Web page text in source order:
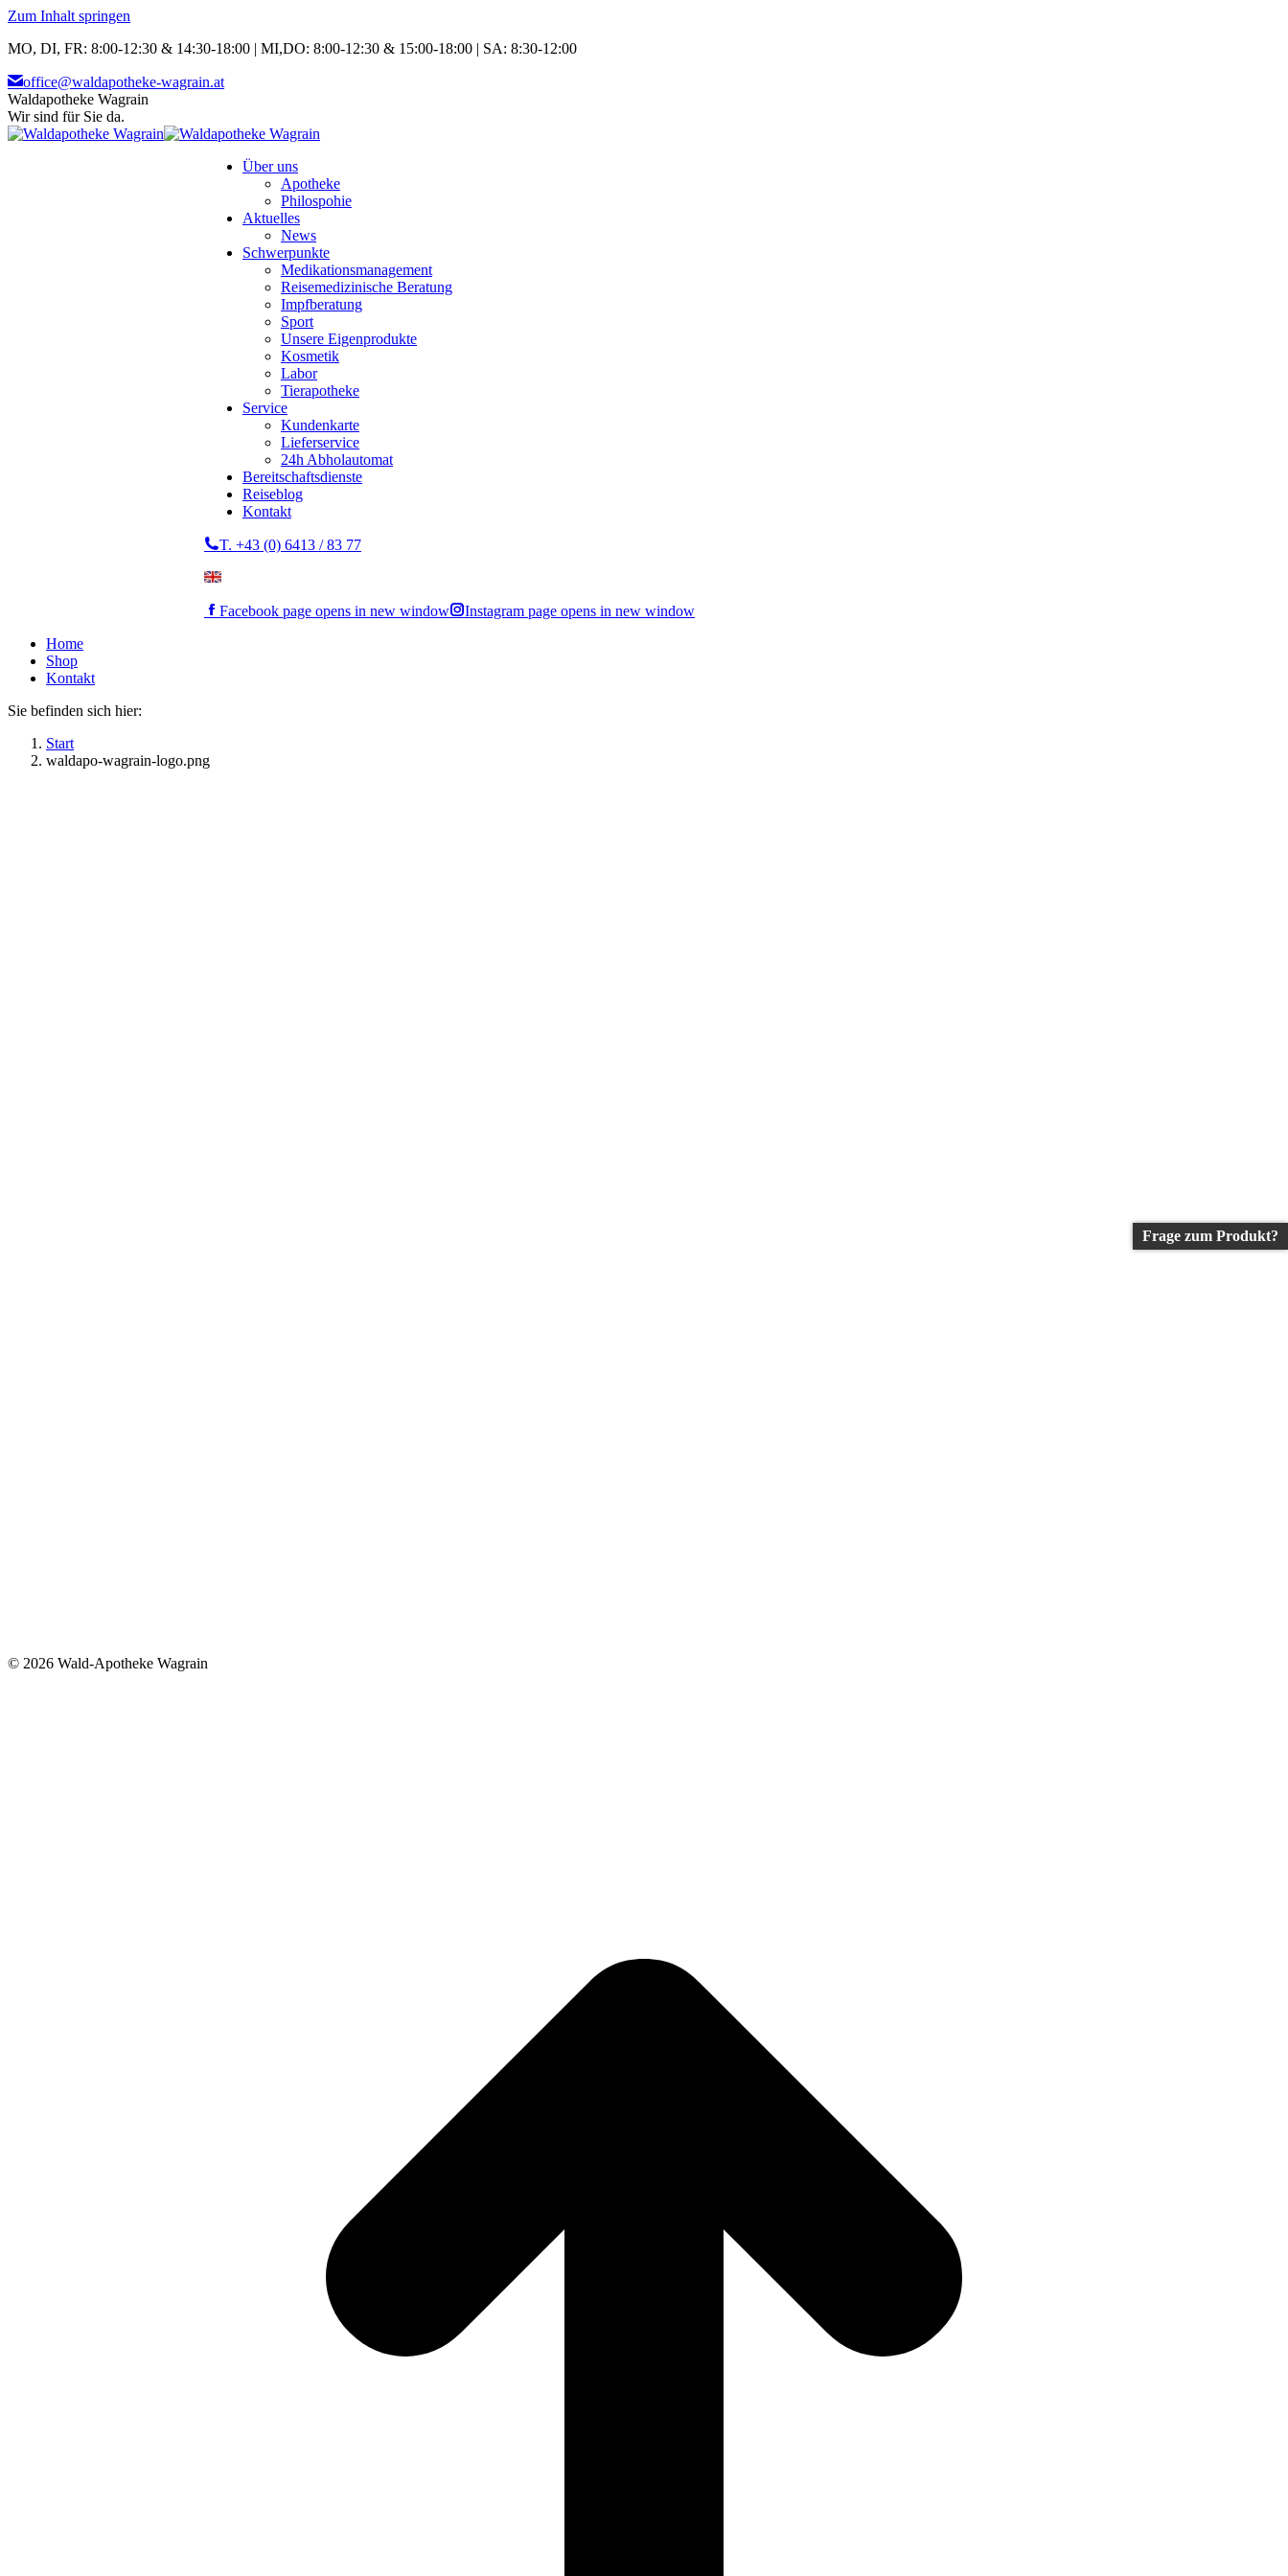
Zum Inhalt springen
MO, DI, FR: 8:00-12:30 & 14:30-18:00 | MI,DO: 8:00-12:30 & 15:00-18:00 | SA: 8:30-12:00
office@waldapotheke-wagrain.at
Waldapotheke Wagrain
Wir sind für Sie da.
Über uns
Apotheke
Philospohie
Aktuelles
News
Schwerpunkte
Medikationsmanagement
Reisemedizinische Beratung
Impfberatung
Sport
Unsere Eigenprodukte
Kosmetik
Labor
Tierapotheke
Service
Kundenkarte
Lieferservice
24h Abholautomat
Bereitschaftsdienste
Reiseblog
Kontakt
T. +43 (0) 6413 / 83 77
Facebook page opens in new window
Instagram page opens in new window
Home
Shop
Kontakt
Sie befinden sich hier:
Start
waldapo-wagrain-logo.png
© 2026 Wald-Apotheke Wagrain
Frage zum Produkt?